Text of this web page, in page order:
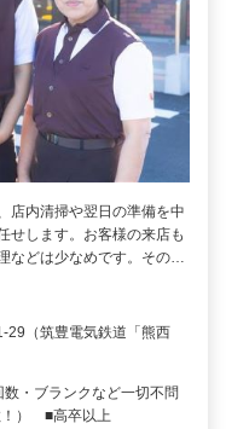
店内清掃や翌日の準備を中
せします。お客様の来店も
などは少なめです。その…
29（筑豊電気鉄道「熊西
・ブランクなど一切不問
！） ■高卒以上